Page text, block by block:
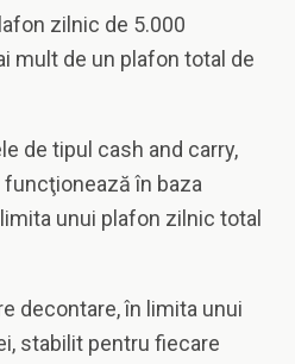
zilnic de 5.000
mult de un plafon total de
de tipul cash and carry,
în baza
unui plafon zilnic total
decontare, în limita unui
stabilit pentru fiecare